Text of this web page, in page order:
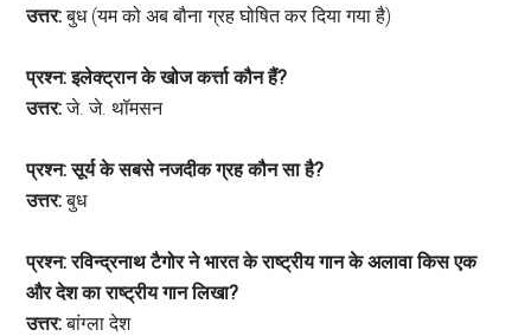
उत्तर:बुध (यम को अब बौना ग्रह घोषित कर दिया गया है)
प्रश्न: इलेक्ट्रान के खोज कर्त्ता कौन हैं?
उत्तर:जे. जे. थॉमसन
प्रश्न: सूर्य के सबसे नजदीक ग्रह कौन सा है?
उत्तर:बुध
प्रश्न: रविन्द्रनाथ टैगोर ने भारत के राष्ट्रीय गान के अलावा किस एक
और देश का राष्ट्रीय गान लिखा?
उत्तर:बांग्ला देश